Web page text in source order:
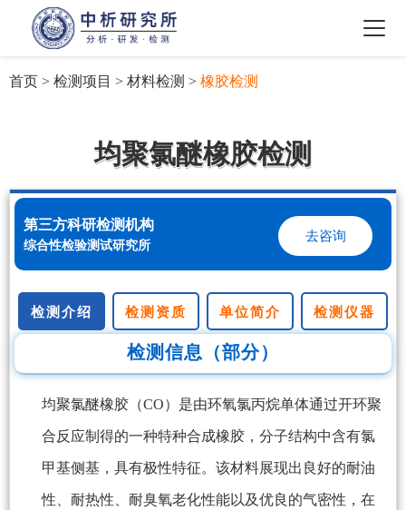
首页 > 检测项目 > 材料检测 > 橡胶检测
均聚氯醚橡胶检测
第三方科研检测机构
综合性检验测试研究所
去咨询
检测介绍 检测资质 单位简介 检测仪器
检测信息（部分）
均聚氯醚橡胶（CO）是由环氧氯丙烷单体通过开环聚
合反应制得的一种特种合成橡胶，分子结构中含有氯
甲基侧基，具有极性特征。该材料展现出良好的耐油
性、耐热性、耐臭氧老化性能以及优良的气密性，在